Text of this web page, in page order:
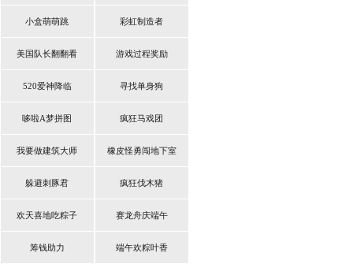
小盒萌萌跳 彩虹制造者
美国队长翻翻看 游戏过程奖励
520爱神降临 寻找单身狗
哆啦A梦拼图 疯狂马戏团
我要做建筑大师 橡皮怪勇闯地下室
躲避刺豚君 疯狂伐木猪
欢天喜地吃粽子 赛龙舟庆端午
筹钱助力 端午欢粽叶香